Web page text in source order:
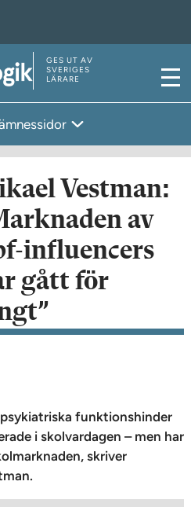
GES UT AV
SVERIGES
LÄRARE
M
Vestman:
av
influencers
gått för
funktionshinder
i skolvardagen – men har
skriver